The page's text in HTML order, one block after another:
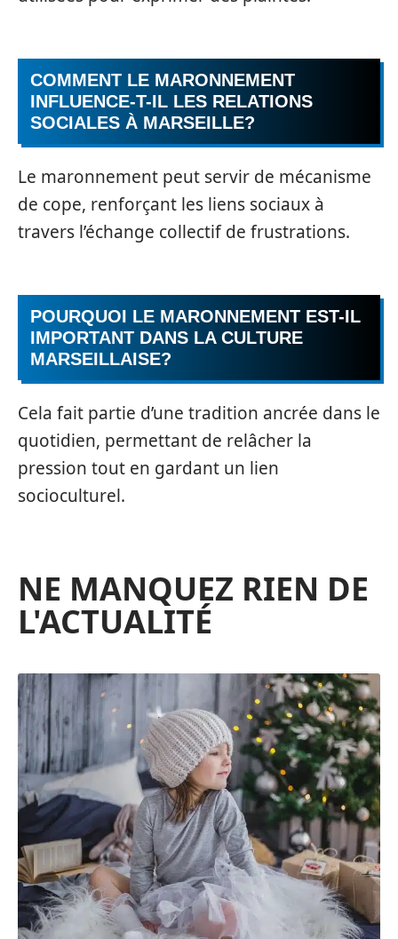
COMMENT LE MARONNEMENT
INFLUENCE-T-IL LES RELATIONS
SOCIALES À MARSEILLE?
Le maronnement peut servir de mécanisme
de cope, renforçant les liens sociaux à
travers l’échange collectif de frustrations.
POURQUOI LE MARONNEMENT EST-IL
IMPORTANT DANS LA CULTURE
MARSEILLAISE?
Cela fait partie d’une tradition ancrée dans le
quotidien, permettant de relâcher la
pression tout en gardant un lien
socioculturel.
NE MANQUEZ RIEN DE
L'ACTUALITÉ